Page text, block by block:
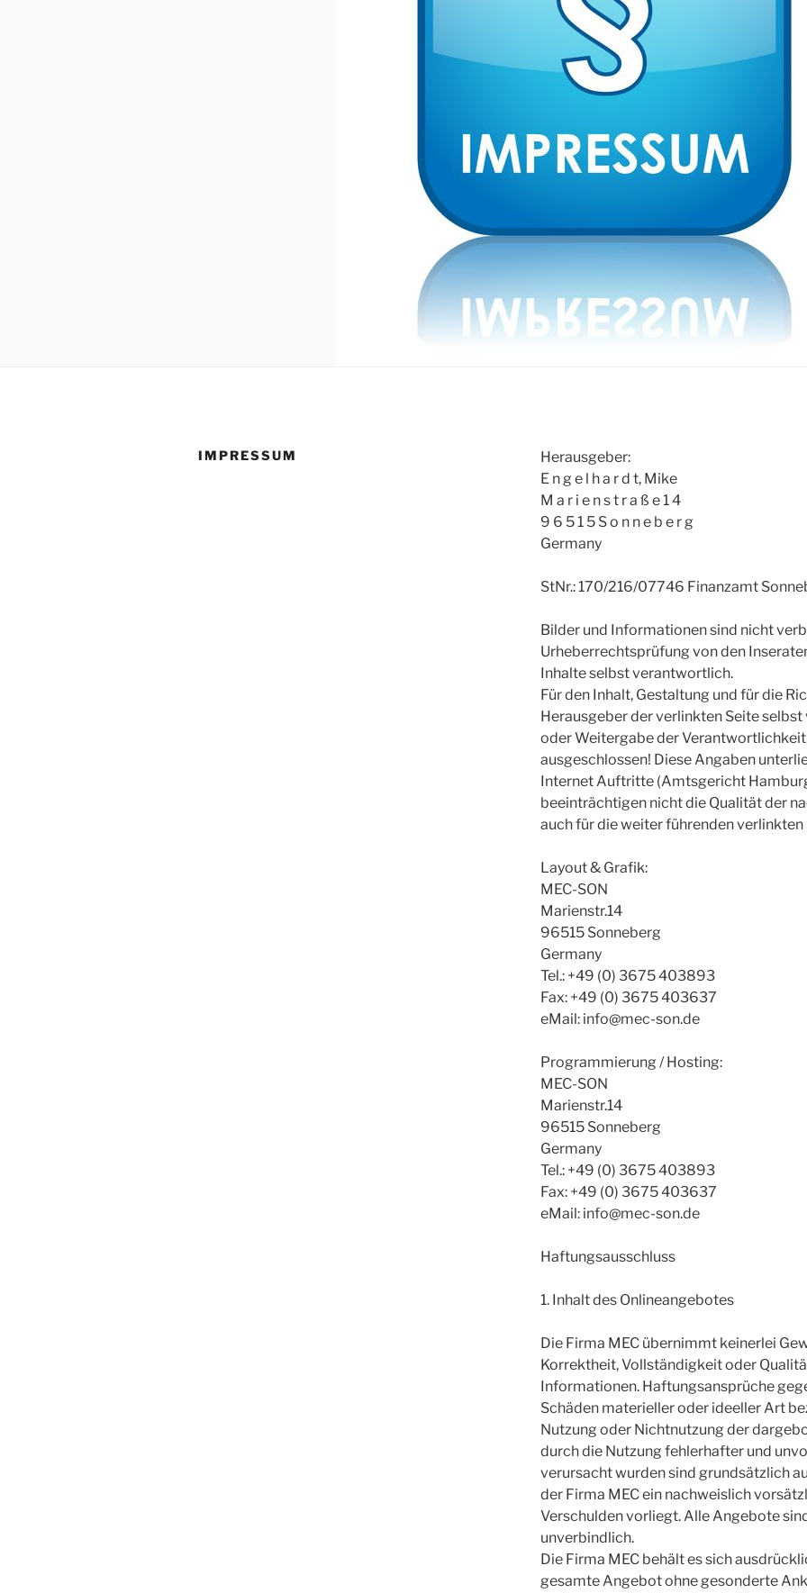
IMPRESSUM
Herausgeber:
E n g e l h a r d t, Mike
M a r i e n s t r a ß e 1 4
9 6 5 1 5 S o n n e b e r g
Germany
StNr.: 170/216/07746 Finanzamt
Bilder und Informationen sind nicht
Urheberrechtsprüfung von den
Inhalte selbst verantwortlich.
Für den Inhalt, Gestaltung und für die
Herausgeber der verlinkten Seite
oder Weitergabe der
ausgeschlossen! Diese Angaben
Internet Auftritte (Amtsgericht
beeinträchtigen nicht die Qualität der
auch für die weiter führenden verlinkten
Layout & Grafik:
MEC-SON
Marienstr.14
96515 Sonneberg
Germany
Tel.: +49 (0) 3675 403893
Fax: +49 (0) 3675 403637
eMail: info@mec-son.de
Programmierung / Hosting:
MEC-SON
Marienstr.14
96515 Sonneberg
Germany
Tel.: +49 (0) 3675 403893
Fax: +49 (0) 3675 403637
eMail: info@mec-son.de
Haftungsausschluss
1. Inhalt des Onlineangebotes
Die Firma MEC übernimmt keinerlei
Korrektheit, Vollständigkeit oder
Informationen. Haftungsansprüche
Schäden materieller oder ideeller Art
Nutzung oder Nichtnutzung der
durch die Nutzung fehlerhafter und
verursacht wurden sind grundsätzlich
der Firma MEC ein nachweislich
Verschulden vorliegt. Alle Angebote
unverbindlich.
Die Firma MEC behält es sich
gesamte Angebot ohne gesonderte